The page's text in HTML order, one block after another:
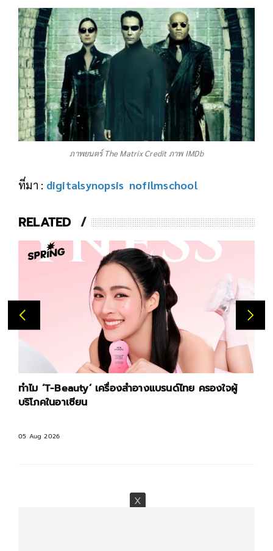
ภาพยนตร์ The Matrix Credit ภาพ IMDb
ที่มา : digitalsynopsis nofilmschool
RELATED
ทำไม ‘T-Beauty’ เครื่องสำอางแบรนด์ไทย ครองใจผู้
บริโภคในอาเซียน
05 Aug 2026